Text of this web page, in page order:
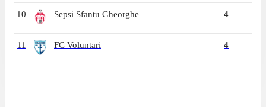
10 Sepsi Sfantu Gheorghe 4
11 FC Voluntari 4